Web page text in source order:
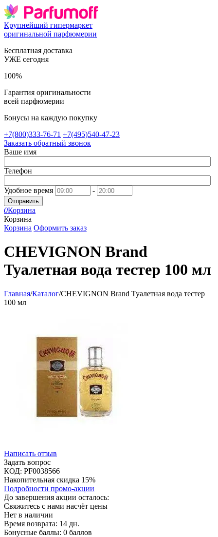
Крупнейший гипермаркет
оригинальной парфюмерии
Бесплатная доставка
УЖЕ сегодня
100%
Гарантия оригинальности
всей парфюмерии
Бонусы на каждую покупку
+7(800)333-76-71 +7(495)540-47-23
Заказать обратный звонок
Ваше имя
Телефон
Удобное время -
Отправить
0Корзина
Корзина
Корзина Оформить заказ
CHEVIGNON Brand
Туалетная вода тестер 100 мл
Главная/Каталог/CHEVIGNON Brand Туалетная вода тестер
100 мл
Написать отзыв
Задать вопрос
КОД: PF0038566
Накопительная скидка 15%
Подробности промо-акции
До завершения акции осталось:
Свяжитесь с нами насчёт цены
Нет в наличии
Время возврата: 14 дн.
Бонусные баллы: 0 баллов